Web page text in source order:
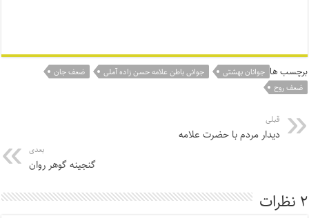
برچسب ها جوانان بهشتی جوانی باطن علامه حسن زاده آملی
ضعف جان
ضعف روح
قبلی
دیدار مردم با حضرت علامه
بعدی
گنجینه گوهر روان
۲ نظرات